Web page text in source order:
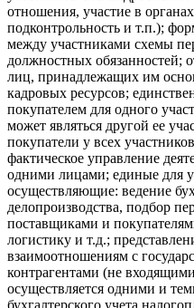
отношения, участие в
подконтрольность и т.п.);
между участниками схемы
должностных обязанностей;
лиц, принадлежащих им
кадровых ресурсов;
покупателем для одного
может являться другой ее
покупатели у всех
фактическое управление
одними лицами; единые для
осуществляющие: ведение
делопроизводства, подбор
поставщиками и
логистику и т.д.;
взаимоотношениям с
контрагентами (не
осуществляется одними и
бухгалтерского учета